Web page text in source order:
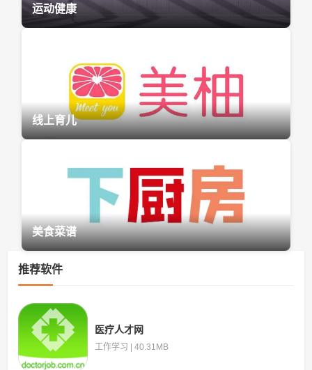
运动健康
线上育儿
美食菜谱
推荐软件
医疗人才网
工作学习 | 40.31MB